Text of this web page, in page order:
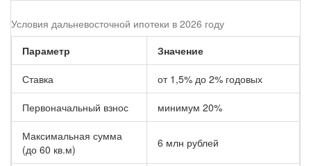
Условия дальневосточной ипотеки в 2026 году
Параметр
Значение
Ставка от 1,5% до 2% годовых
Первоначальный взнос минимум 20%
Максимальная сумма
(до 60 кв.м)
6 млн рублей